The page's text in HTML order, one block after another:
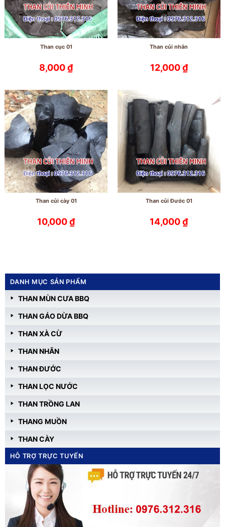
DANH MỤC SẢN PHẨM
THAN MÙN CƯA BBQ
THAN GÁO DỪA BBQ
THAN XÀ CỪ
THAN NHÃN
THAN ĐƯỚC
THAN LỌC NƯỚC
THAN TRỒNG LAN
THANG MUỒN
THAN CÀY
HỖ TRỢ TRỰC TUYẾN
Than cục 01
8,000₫
Than củi nhãn
12,000₫
Than củi cày 01
10,000₫
Than củi Đước 01
14,000₫